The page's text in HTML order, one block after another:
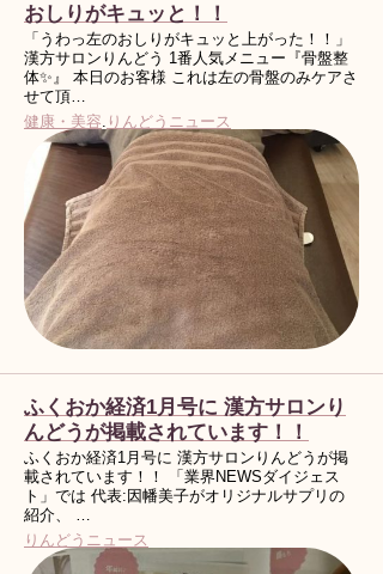
おしりがキュッと！！
「うわっ左のおしりがキュッと上がった！！」
漢方サロンりんどう 1番人気メニュー『骨盤整
体✨』 本日のお客様 これは左の骨盤のみケアさ
せて頂…
健康・美容. りんどうニュース
ふくおか経済1月号に 漢方サロンり
んどうが掲載されています！！
ふくおか経済1月号に 漢方サロンりんどうが掲
載されています！！ 「業界NEWSダイジェス
ト」では 代表:因幡美子がオリジナルサプリの
紹介、 …
りんどうニュース